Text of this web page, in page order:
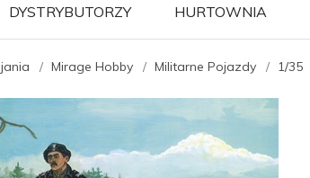
DYSTRYBUTORZY HURTOWNIA
Mirage Hobby Militarne Pojazdy 1/35